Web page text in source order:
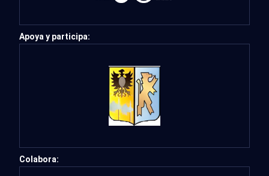
Apoya y participa:
Colabora: